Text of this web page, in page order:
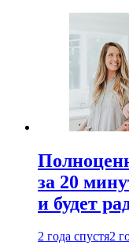
за 20
и будет
2 года спустя2